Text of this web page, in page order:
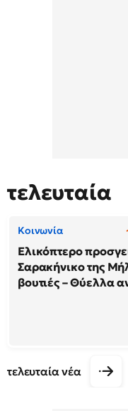
τελευταία
Κοινωνία
Ελικόπτερο
Σαρακήνικο της
βουτιές – Θύελλα
τελευταία νέα